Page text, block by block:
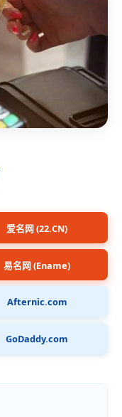
爱名网 (22.CN)
易名网 (Ename)
Afternic.com
GoDaddy.com